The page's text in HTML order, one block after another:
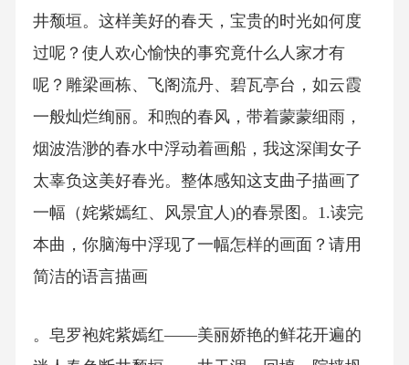
井颓垣。这样美好的春天，宝贵的时光如何度
过呢？使人欢心愉快的事究竟什么人家才有
呢？雕梁画栋、飞阁流丹、碧瓦亭台，如云霞
一般灿烂绚丽。和煦的春风，带着蒙蒙细雨，
烟波浩渺的春水中浮动着画船，我这深闺女子
太辜负这美好春光。整体感知这支曲子描画了
一幅（姹紫嫣红、风景宜人)的春景图。1.读完
本曲，你脑海中浮现了一幅怎样的画面？请用
简洁的语言描画
。皂罗袍姹紫嫣红——美丽娇艳的鲜花开遍的